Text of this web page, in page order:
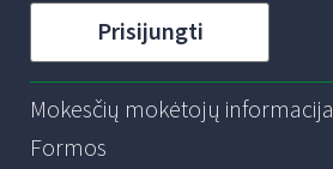
Prisijungti
Mokesčių mokėtojų informacija
Formos